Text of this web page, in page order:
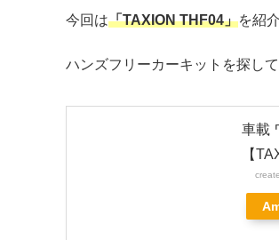
今回は「TAXION THF04」を紹
ハンズフリーカーキットを探し
車載
【